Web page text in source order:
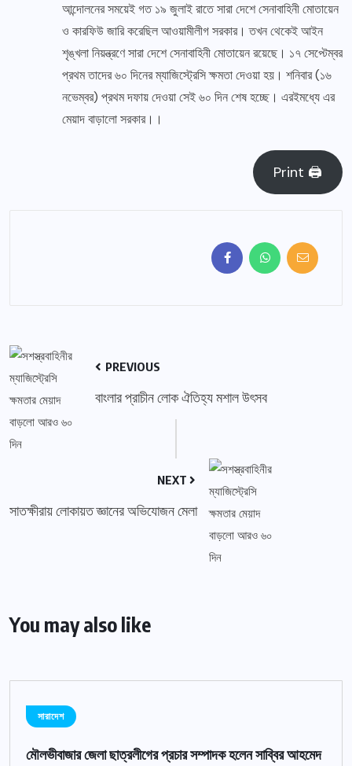
আন্দোলনের সময়েই গত ১৯ জুলাই রাতে সারা দেশে সেনাবাহিনী মোতায়েন
ও কারফিউ জারি করেছিল আওয়ামীলীগ সরকার। তখন থেকেই আইন
শৃঙ্খলা নিয়ন্ত্রণে সারা দেশে সেনাবাহিনী মোতায়েন রয়েছে। ১৭ সেপ্টেম্বর
প্রথম তাদের ৬০ দিনের ম্যাজিস্ট্রেসি ক্ষমতা দেওয়া হয়। শনিবার (১৬
নভেম্বর) প্রথম দফায় দেওয়া সেই ৬০ দিন শেষ হচ্ছে। এরইমধ্যে এর
মেয়াদ বাড়ালো সরকার।।
Print 🖨
PREVIOUS
বাংলার প্রাচীন লোক ঐতিহ্য মশাল উৎসব
NEXT
সাতক্ষীরায় লোকায়ত জ্ঞানের অভিযোজন মেলা
You may also like
সারাদেশ
মৌলভীবাজার জেলা ছাত্রলীগের প্রচার সম্পাদক হলেন সাব্বির আহমেদ